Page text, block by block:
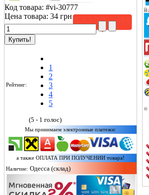
Код товара: #vi-30777
Цена товара: 34 грн
Рейтинг:
1
2
3
4
5
(5 - 1 голос)
Мы принимаем электронные платежи:
а также ОПЛАТА ПРИ ПОЛУЧЕНИИ товара!
Наличие: Одесса (склад)
Уважаемый покупатель! Сообщаем Вам о том, что
Менеджер онлайн проконсультирует по любому